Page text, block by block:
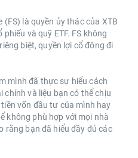
(FS) là quyền ủy thác của XTB
và quỹ ETF. FS không
biệt, quyền lợi cổ đông đi
mình đã thực sự hiểu cách
và liệu bạn có thể chịu
vốn đầu tư của mình hay
không phù hợp với mọi nhà
rằng bạn đã hiểu đầy đủ các